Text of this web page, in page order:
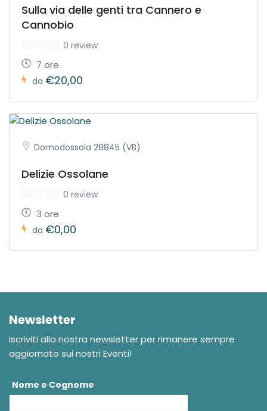
Sulla via delle genti tra Cannero e
Cannobio
0 review
7 ore
da €20,00
Domodossola 28845 (VB)
Delizie Ossolane
0 review
3 ore
da €0,00
Newsletter
Iscriviti alla nostra newsletter per rimanere sempre
aggiornato sui nostri Eventi!
Nome e Cognome